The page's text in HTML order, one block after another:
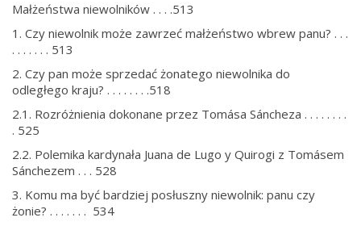
Małżeństwa niewolników . . . .513
1. Czy niewolnik może zawrzeć małżeństwo wbrew panu? . . .
. . . . . . . 513
2. Czy pan może sprzedać żonatego niewolnika do
odległego kraju? . . . . . . . .518
2.1. Rozróżnienia dokonane przez Tomása Sáncheza . . . . . . . .
. 525
2.2. Polemika kardynała Juana de Lugo y Quirogi z Tomásem
Sánchezem . . . 528
3. Komu ma być bardziej posłuszny niewolnik: panu czy
żonie? . . . . . . . 534